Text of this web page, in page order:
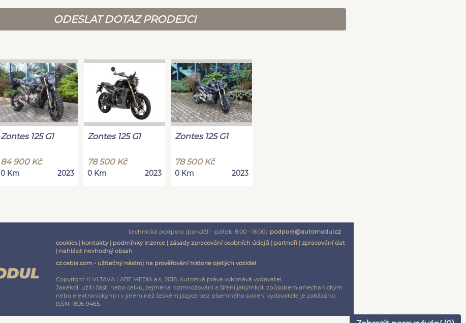
ODESLAT DOTAZ PRODEJCI
Zontes 125 G1
84 900 Kč
0 Km 2023
Zontes 125 G1
78 500 Kč
0 Km 2023
Zontes 125 G1
78 500 Kč
0 Km 2023
technická podpora (pondělí - pátek: 8:00 - 16:00): podpora@automodul.cz
cookies| kontakty| podmínky inzerce| zásady zpracování osobních údajů | partneři| zpracování dat
| nahlásit nevhodný obsah
cz.cebia.com - užitečný nástroj na prověřování historie ojetých vozidel
Copyright © VLTAVA LABE MEDIA a.s., 2018. Autorská práva vykonává vydavatel.
Jakékoli užití části nebo celku, zejména rozmnožování a šíření jakýmkoli způsobem (mechanickým
nebo elektronickým) i v jiném než českém jazyce bez písemného svolení vydavatele je zakázáno.
ISSN: 1805-9465.